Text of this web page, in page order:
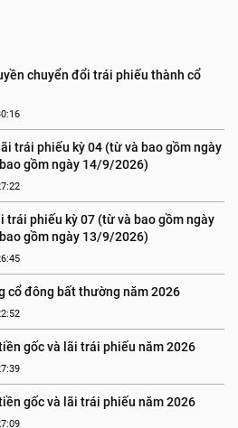
chuyển đổi trái phiếu thành cổ
trái phiếu kỳ 04 (từ và bao gồm ngày
gồm ngày 14/9/2026)
trái phiếu kỳ 07 (từ và bao gồm ngày
gồm ngày 13/9/2026)
cổ đông bất thường năm 2026
gốc và lãi trái phiếu năm 2026
gốc và lãi trái phiếu năm 2026